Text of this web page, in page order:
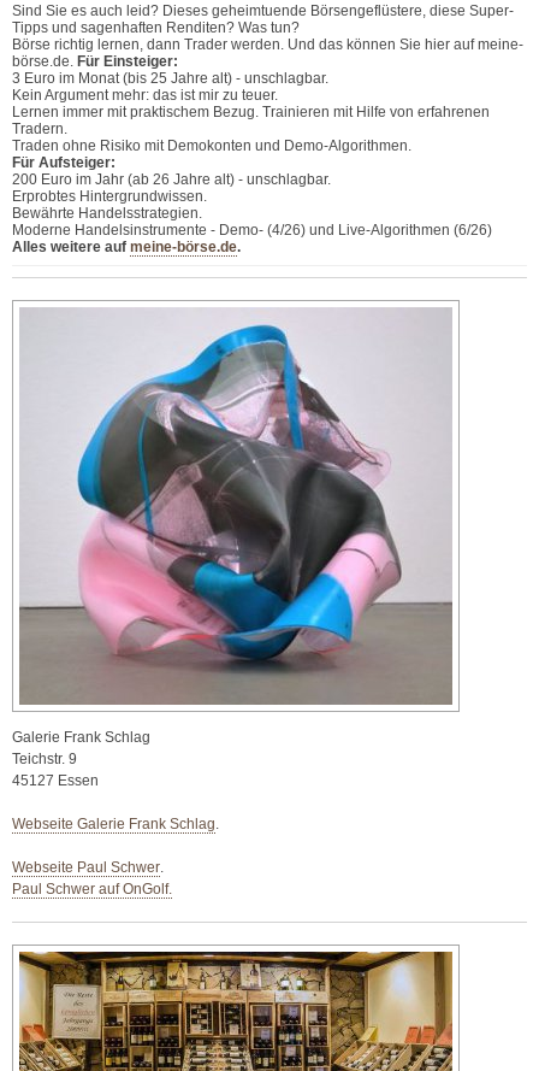
Sind Sie es auch leid? Dieses geheimtuende Börsengeflüstere, diese Super-
Tipps und sagenhaften Renditen? Was tun?
Börse richtig lernen, dann Trader werden. Und das können Sie hier auf meine-
börse.de. Für Einsteiger:
3 Euro im Monat (bis 25 Jahre alt) - unschlagbar.
Kein Argument mehr: das ist mir zu teuer.
Lernen immer mit praktischem Bezug. Trainieren mit Hilfe von erfahrenen
Tradern.
Traden ohne Risiko mit Demokonten und Demo-Algorithmen.
Für Aufsteiger:
200 Euro im Jahr (ab 26 Jahre alt) - unschlagbar.
Erprobtes Hintergrundwissen.
Bewährte Handelsstrategien.
Moderne Handelsinstrumente - Demo- (4/26) und Live-Algorithmen (6/26)
Alles weitere auf meine-börse.de.
Galerie Frank Schlag
Teichstr. 9
45127 Essen
Webseite Galerie Frank Schlag.
Webseite Paul Schwer.
Paul Schwer auf OnGolf.